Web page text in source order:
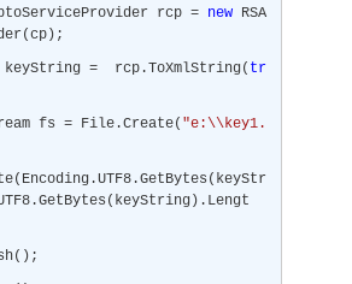
rcp = newRSA
= rcp.ToXmlString( tr
= File.Create( "e:\\key1.